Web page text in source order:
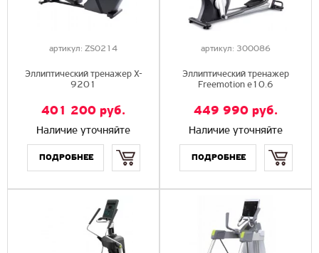
артикул: ZS0214
Эллиптический тренажер X-
9201
401 200 руб.
Наличие уточняйте
артикул: 300086
Эллиптический тренажер
Freemotion e10.6
449 990 руб.
Наличие уточняйте